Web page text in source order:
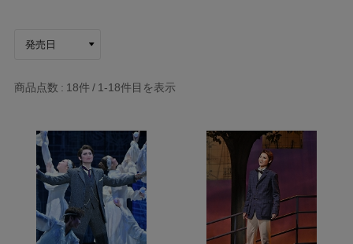
商品点数 18件 1-18件目を表示